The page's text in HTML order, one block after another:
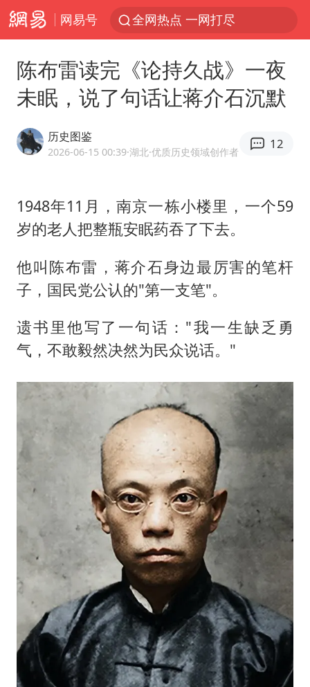
网易号 全网热点 一网打尽
陈布雷读完《论持久战》一夜
未眠，说了句话让蒋介石沉默
历史图鉴
2026-06-15 00:39·湖北·优质历史领域创作者
12
1948年11月，南京一栋小楼里，一个59
岁的老人把整瓶安眠药吞了下去。
他叫陈布雷 ，蒋介石身边最厉害的笔杆
子，国民党公认的"第一支笔"。
遗书里他写了一句话："我一生缺乏勇
气，不敢毅然决然为民众说话。"